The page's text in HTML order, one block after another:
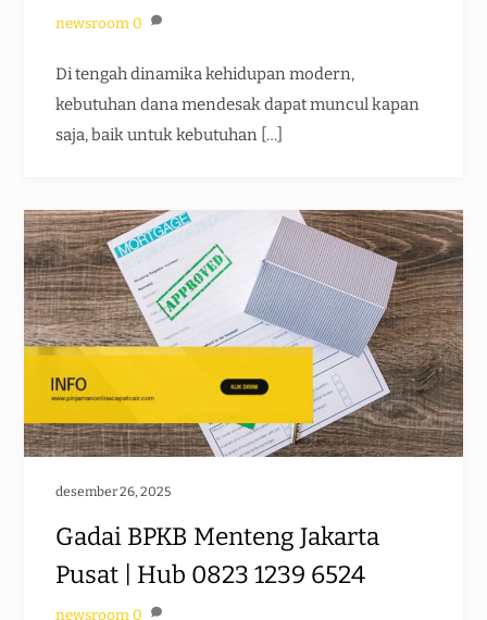
newsroom 0
Di tengah dinamika kehidupan modern,
kebutuhan dana mendesak dapat muncul kapan
saja, baik untuk kebutuhan […]
desember 26, 2025
Gadai BPKB Menteng Jakarta
Pusat | Hub 0823 1239 6524
newsroom 0